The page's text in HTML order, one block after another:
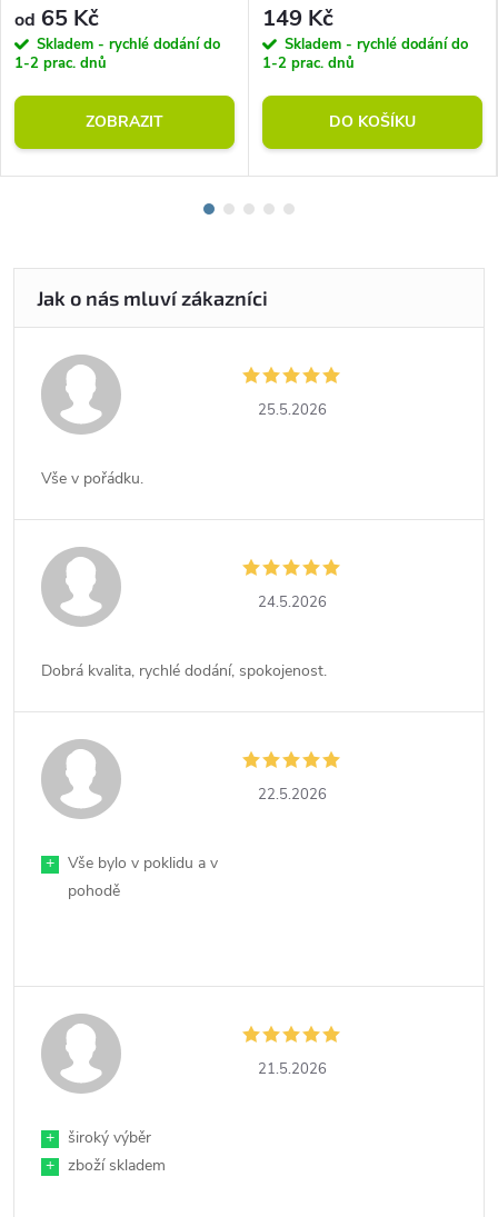
od 65 Kč
Skladem - rychlé dodání do
1-2 prac. dnů
ZOBRAZIT
149 Kč
Skladem - rychlé dodání do
1-2 prac. dnů
DO KOŠÍKU
25.5.2026
Vše v pořádku.
24.5.2026
Dobrá kvalita, rychlé dodání, spokojenost.
22.5.2026
+
Vše bylo v poklidu a v
pohodě
21.5.2026
+
široký výběr
+
zboží skladem